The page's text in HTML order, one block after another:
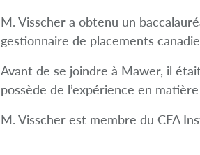
M. Visscher a obtenu un
gestionnaire de placements
Avant de se joindre à Mawer, il
possède de l’expérience en
M. Visscher est membre du CFA